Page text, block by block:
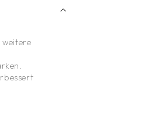
weitere